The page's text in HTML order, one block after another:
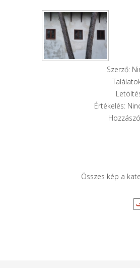
Szerző:
Értékelés:
Összes kép a